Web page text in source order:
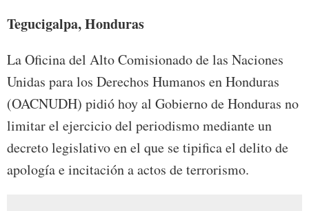
Tegucigalpa, Honduras
La Oficina del Alto Comisionado de las Naciones
Unidas para los Derechos Humanos en Honduras
(OACNUDH) pidió hoy al Gobierno de Honduras no
limitar el ejercicio del periodismo mediante un
decreto legislativo en el que se tipifica el delito de
apología e incitación a actos de terrorismo.